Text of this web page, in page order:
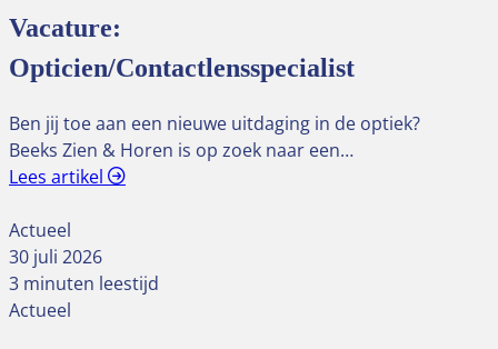
Vacature:
Opticien/Contactlensspecialist
Ben jij toe aan een nieuwe uitdaging in de optiek?
Beeks Zien & Horen is op zoek naar een…
Lees artikel
Actueel
30 juli 2026
3 minuten leestijd
Actueel